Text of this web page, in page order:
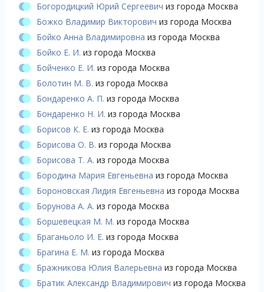
Богородицкий Юрий Сергеевич из города Москва
Божко Владимир Викторович из города Москва
Бойко Анна Владимировна из города Москва
Бойко Е. И. из города Москва
Бойченко Е. И. из города Москва
Болотин М. В. из города Москва
Бондаренко А. П. из города Москва
Бондаренко Н. И. из города Москва
Борисов К. Е. из города Москва
Борисова О. В. из города Москва
Борисова Т. А. из города Москва
Бородина Мария Евгеньевна из города Москва
Бороновская Лидия Евгеньевна из города Москва
Борунова А. А. из города Москва
Боршевецкая М. М. из города Москва
Браганьоло И. Е. из города Москва
Брагина Е. М. из города Москва
Бражникова Юлия Валерьевна из города Москва
Братик Александр Владимирович из города Москва